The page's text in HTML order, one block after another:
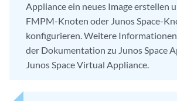
Appliance ein neues Image erstellen
FMPM-Knoten oder Junos Space-
konfigurieren. Weitere Informationen
der Dokumentation zu Junos Space
Junos Space Virtual Appliance.